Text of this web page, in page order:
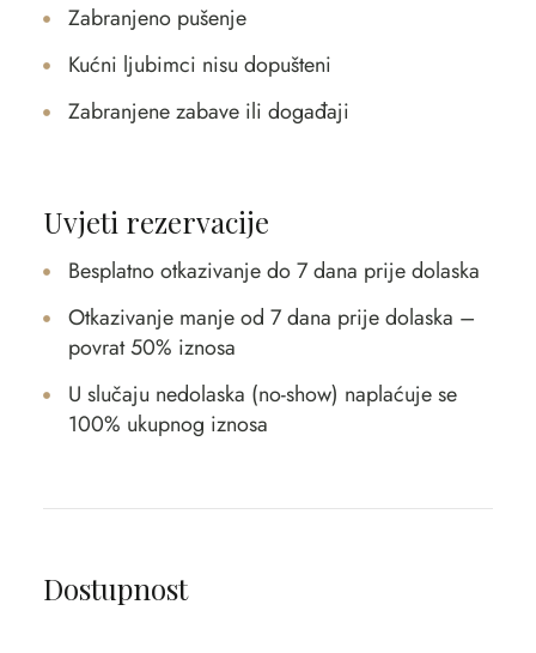
Zabranjeno pušenje
Kućni ljubimci nisu dopušteni
Zabranjene zabave ili događaji
Uvjeti rezervacije
Besplatno otkazivanje do 7 dana prije dolaska
Otkazivanje manje od 7 dana prije dolaska –
povrat 50% iznosa
U slučaju nedolaska (no-show) naplaćuje se
100% ukupnog iznosa
Dostupnost